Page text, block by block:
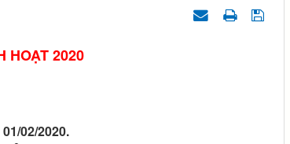
HOẠT 2020
02/2020.